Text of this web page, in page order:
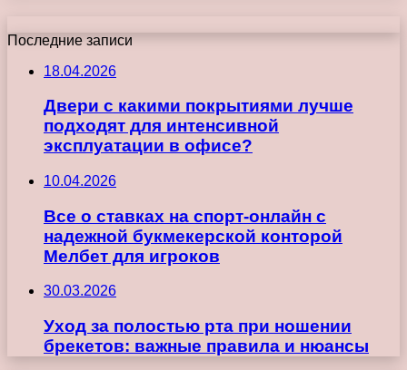
Последние записи
18.04.2026
Двери с какими покрытиями лучше
подходят для интенсивной
эксплуатации в офисе?
10.04.2026
Все о ставках на спорт-онлайн с
надежной букмекерской конторой
Мелбет для игроков
30.03.2026
Уход за полостью рта при ношении
брекетов: важные правила и нюансы